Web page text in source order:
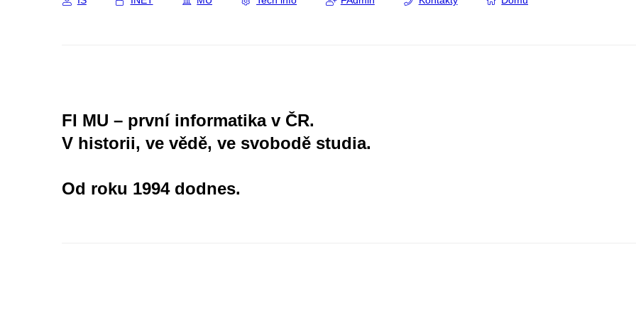
FI MU – první informatika v ČR.
V historii, ve vědě, ve svobodě studia.
Od roku 1994 dodnes.